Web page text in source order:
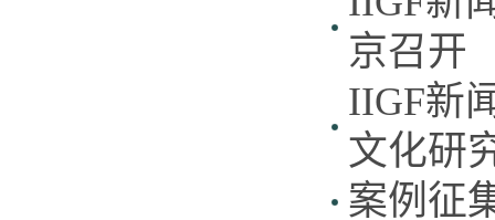
京召开
IIGF新
文化研
案例征